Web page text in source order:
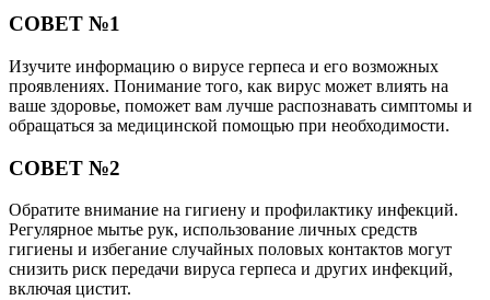
СОВЕТ №1
Изучите информацию о вирусе герпеса и его возможных
проявлениях. Понимание того, как вирус может влиять на
ваше здоровье, поможет вам лучше распознавать симптомы и
обращаться за медицинской помощью при необходимости.
СОВЕТ №2
Обратите внимание на гигиену и профилактику инфекций.
Регулярное мытье рук, использование личных средств
гигиены и избегание случайных половых контактов могут
снизить риск передачи вируса герпеса и других инфекций,
включая цистит.